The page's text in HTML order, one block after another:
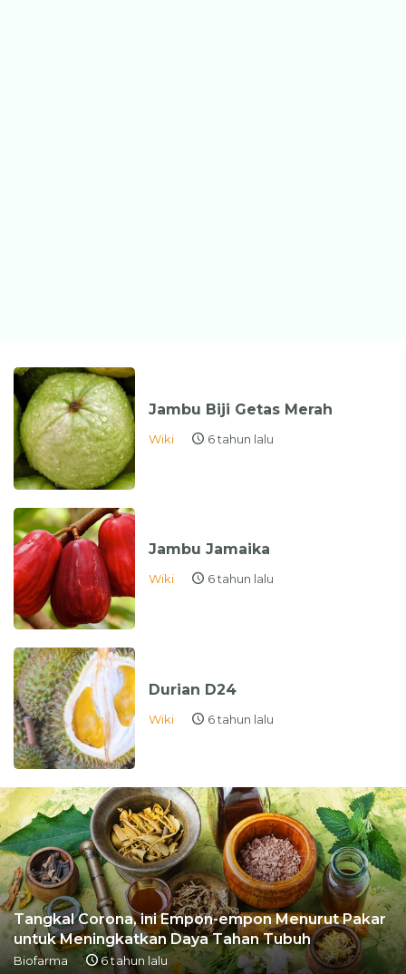
Jambu Biji Getas Merah
Wiki 6 tahun lalu
Jambu Jamaika
Wiki 6 tahun lalu
Durian D24
Wiki 6 tahun lalu
Tangkal Corona, ini Empon-empon Menurut Pakar
untuk Meningkatkan Daya Tahan Tubuh
Biofarma 6 tahun lalu